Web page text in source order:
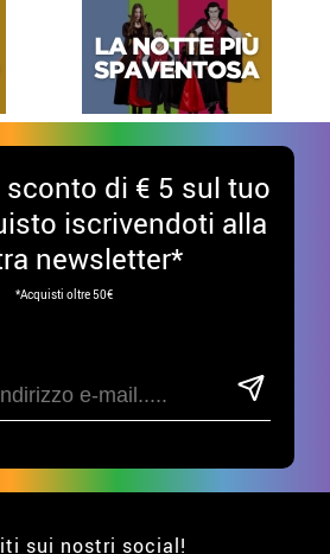
di € 5 sul tuo
iscrivendoti alla
newsletter*
*Acquisti oltre 50€
sui nostri social!